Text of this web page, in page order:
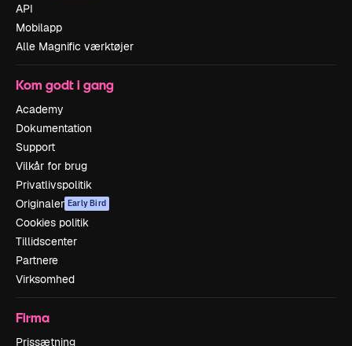
API
Mobilapp
Alle Magnific værktøjer
Kom godt i gang
Academy
Dokumentation
Support
Vilkår for brug
Privatlivspolitik
Originaler Early Bird
Cookies politik
Tillidscenter
Partnere
Virksomhed
Firma
Prissætning